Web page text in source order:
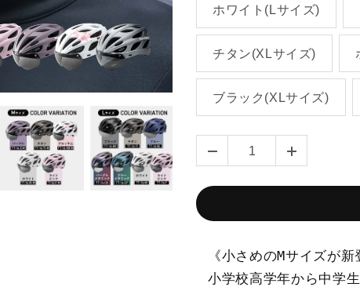
ホワイト(Lサイズ)
チタン(XLサイズ)
ブラック(XLサイズ)
《小さめのMサイズが
小学校高学年から中学